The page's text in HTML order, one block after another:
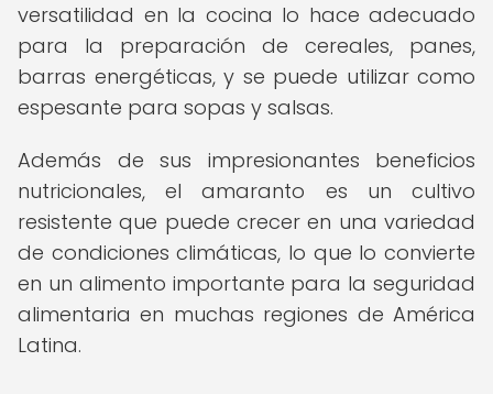
versatilidad en la cocina lo hace adecuado
para la preparación de cereales, panes,
barras energéticas, y se puede utilizar como
espesante para sopas y salsas.
Además de sus impresionantes beneficios
nutricionales, el amaranto es un cultivo
resistente que puede crecer en una variedad
de condiciones climáticas, lo que lo convierte
en un alimento importante para la seguridad
alimentaria en muchas regiones de América
Latina.